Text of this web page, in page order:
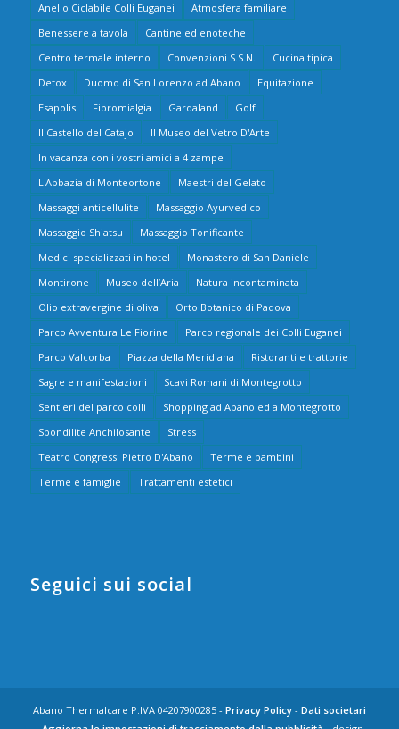
Anello Ciclabile Colli Euganei
Atmosfera familiare
Benessere a tavola
Cantine ed enoteche
Centro termale interno
Convenzioni S.S.N.
Cucina tipica
Detox
Duomo di San Lorenzo ad Abano
Equitazione
Esapolis
Fibromialgia Gardaland
Golf
Il Castello del Catajo
Il Museo del Vetro D'Arte
In vacanza con i vostri amici a 4 zampe
L'Abbazia di Monteortone
Maestri del Gelato
Massaggi anticellulite
Massaggio Ayurvedico
Massaggio Shiatsu
Massaggio Tonificante
Medici specializzati in hotel
Monastero di San Daniele
Montirone
Museo dell’Aria
Natura incontaminata
Olio extravergine di oliva
Orto Botanico di Padova
Parco Avventura Le Fiorine
Parco regionale dei Colli Euganei
Parco Valcorba
Piazza della Meridiana
Ristoranti e trattorie
Sagre e manifestazioni
Scavi Romani di Montegrotto
Sentieri del parco colli
Shopping ad Abano ed a Montegrotto
Spondilite Anchilosante
Stress
Teatro Congressi Pietro D'Abano
Terme e bambini
Terme e famiglie
Trattamenti estetici
Seguici sui social
Abano Thermalcare P.IVA 04207900285 - Privacy Policy- Dati societari